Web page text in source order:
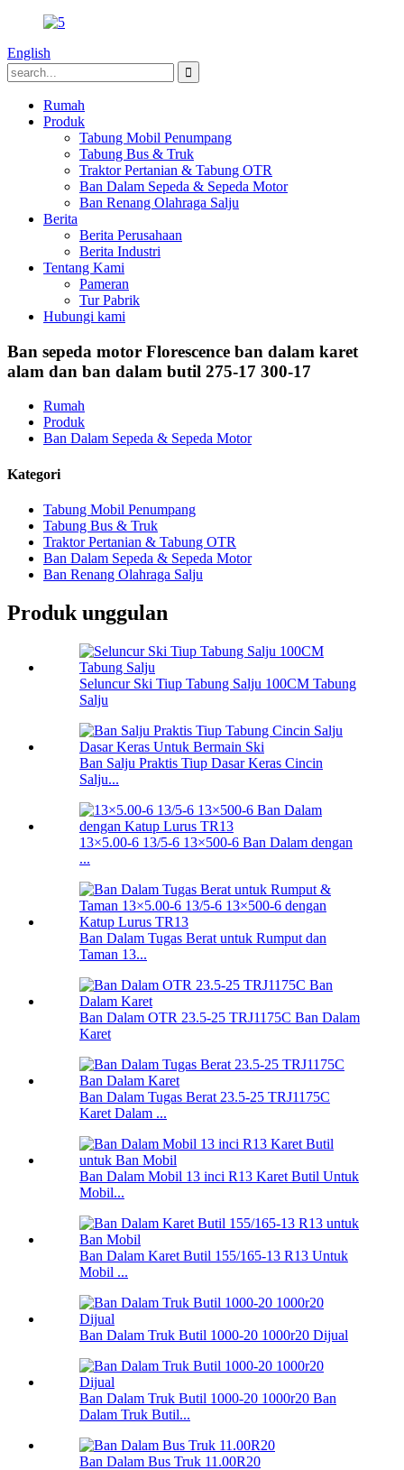
English
Rumah
Produk
Tabung Mobil Penumpang
Tabung Bus & Truk
Traktor Pertanian & Tabung OTR
Ban Dalam Sepeda & Sepeda Motor
Ban Renang Olahraga Salju
Berita
Berita Perusahaan
Berita Industri
Tentang Kami
Pameran
Tur Pabrik
Hubungi kami
Ban sepeda motor Florescence ban dalam karet
alam dan ban dalam butil 275-17 300-17
Rumah
Produk
Ban Dalam Sepeda & Sepeda Motor
Kategori
Tabung Mobil Penumpang
Tabung Bus & Truk
Traktor Pertanian & Tabung OTR
Ban Dalam Sepeda & Sepeda Motor
Ban Renang Olahraga Salju
Produk unggulan
Seluncur Ski Tiup Tabung Salju 100CM Tabung
Salju
Ban Salju Praktis Tiup Dasar Keras Cincin
Salju...
13×5.00-6 13/5-6 13×500-6 Ban Dalam dengan
...
Ban Dalam Tugas Berat untuk Rumput dan
Taman 13...
Ban Dalam OTR 23.5-25 TRJ1175C Ban Dalam
Karet
Ban Dalam Tugas Berat 23.5-25 TRJ1175C
Karet Dalam ...
Ban Dalam Mobil 13 inci R13 Karet Butil Untuk
Mobil...
Ban Dalam Karet Butil 155/165-13 R13 Untuk
Mobil ...
Ban Dalam Truk Butil 1000-20 1000r20 Dijual
Ban Dalam Truk Butil 1000-20 1000r20 Ban
Dalam Truk Butil...
Ban Dalam Bus Truk 11.00R20